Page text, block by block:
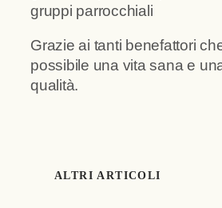
gruppi parrocchiali
Grazie ai tanti benefattori
possibile una vita sana e
qualità.
ALTRI ARTICOLI